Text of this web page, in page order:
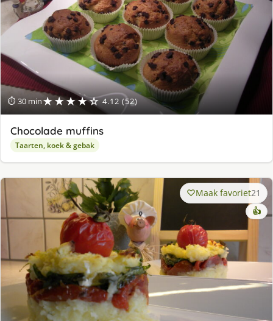
⏱ 30 min★★★★☆ 4.12 (52)
Chocolade muffins
Taarten, koek & gebak
Maak favoriet21
👍